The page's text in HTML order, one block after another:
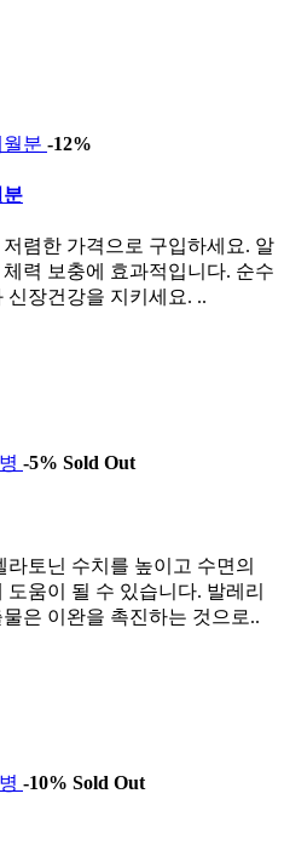
-12%
분
렴한 가격으로 구입하세요. 알
력 보충에 효과적입니다. 순수
신장건강을 지키세요. ..
-5% Sold Out
토닌 수치를 높이고 수면의
움이 될 수 있습니다. 발레리
은 이완을 촉진하는 것으로..
-10% Sold Out